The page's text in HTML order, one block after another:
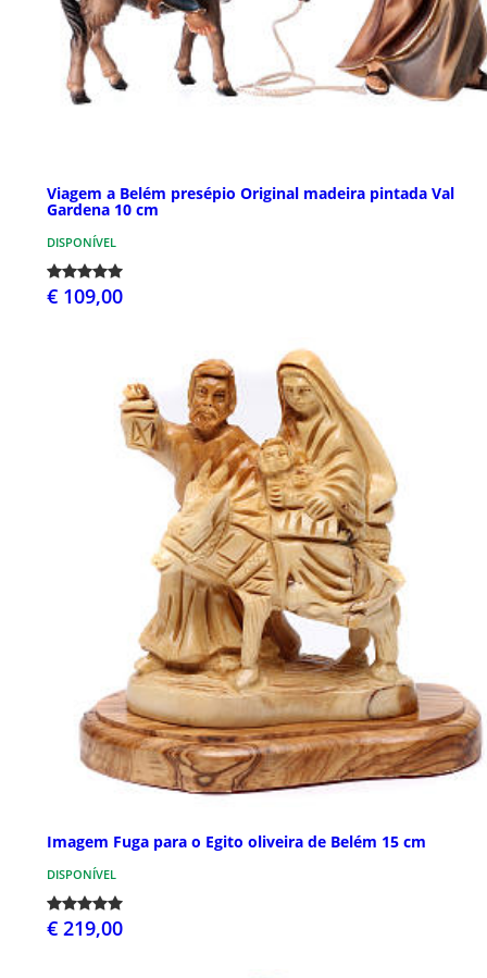
Viagem a Belém presépio Original madeira pintada Val
Gardena 10 cm
DISPONÍVEL
€ 109,00
Imagem Fuga para o Egito oliveira de Belém 15 cm
DISPONÍVEL
€ 219,00